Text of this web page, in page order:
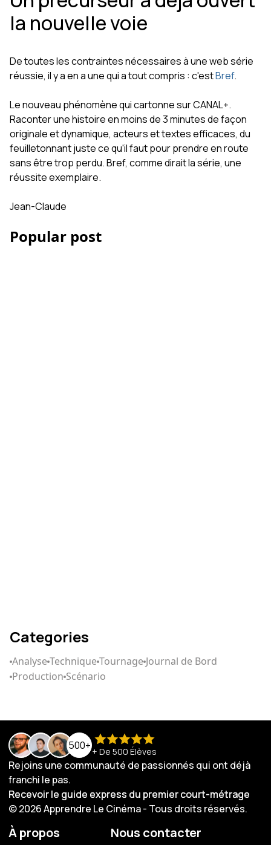
la nouvelle voie
De toutes les contraintes nécessaires à une web série
réussie, il y a en a une qui a tout compris : c'estBref.
Le nouveau phénomène qui cartonne sur CANAL+.
Raconter une histoire en moins de 3 minutes de façon
originale et dynamique, acteurs et textes efficaces, du
feuilletonnant juste ce qu'il faut pour prendre en route
sans être trop perdu. Bref, comme dirait la série, une
réussite exemplaire.
Jean-Claude
Popular post
Categories
AnalyseTechniqueTournage Journal de Bord
Production Scénario
500+ + De 500 Élèves
Rejoins une communauté de passionnés qui ont déjà
franchi le pas.
Recevoir le guide express du premier court-métrage
Recevoir le guide express du premier court-métrage
© 2026 Apprendre Le Cinéma - Tous droits réservés.
À propos Nous contacter